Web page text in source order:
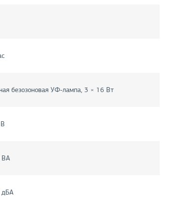
безозоновая УФ-лампа, 3 × 16 Вт
ВА
дБА